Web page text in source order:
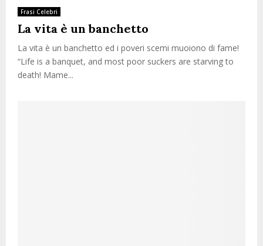
Frasi Celebri
La vita è un banchetto
La vita è un banchetto ed i poveri scemi muoiono di fame!
“Life is a banquet, and most poor suckers are starving to
death! Mame...